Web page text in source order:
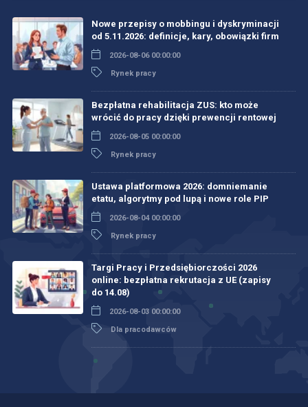
Nowe przepisy o mobbingu i dyskryminacji
od 5.11.2026: definicje, kary, obowiązki firm
2026-08-06 00:00:00
Rynek pracy
Bezpłatna rehabilitacja ZUS: kto może
wrócić do pracy dzięki prewencji rentowej
2026-08-05 00:00:00
Rynek pracy
Ustawa platformowa 2026: domniemanie
etatu, algorytmy pod lupą i nowe role PIP
2026-08-04 00:00:00
Rynek pracy
Targi Pracy i Przedsiębiorczości 2026
online: bezpłatna rekrutacja z UE (zapisy
do 14.08)
2026-08-03 00:00:00
Dla pracodawców